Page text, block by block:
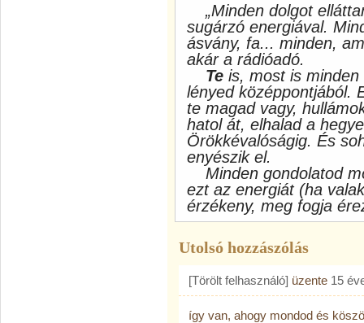
„Minden dolgot
sugárzó energiával.
ásvány, fa... minden,
akár a rádióadó.
Teis, most is minden
lényed középpontjából.
te magad vagy,
hatol át, elhalad a
Örökkévalóságig. És
enyészik el.
Minden gondolatod
ezt az energiát (ha
érzékeny, meg fogja
Utolsó hozzászólás
[Törölt felhasználó] üzente 15
így van, ahogy mondod és